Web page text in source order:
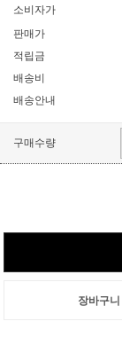
소비자가
판매가
적립금
배송비
배송안내
구매수량
장바구니